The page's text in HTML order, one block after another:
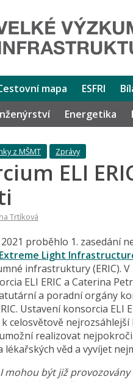
mapa ESFRI
Energetika
z MŠMT Zprávy
ELI
Trtíková
2021 proběhlo 1. zasedání
Extreme Light
infrastruktury (ERIC).
ELI ERIC a Caterina
a poradní orgány
Ustavení konsorcia
celosvětově
realizovat
lékařských věd a vyvíjet
mohou být již